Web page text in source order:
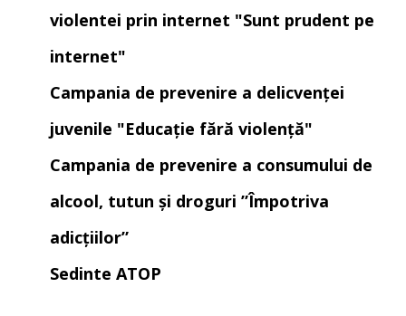
violentei prin internet "Sunt prudent pe
internet"
Campania de prevenire a delicvenței
juvenile "Educație fără violență"
Campania de prevenire a consumului de
alcool, tutun și droguri ”Împotriva
adicțiilor”
Sedinte ATOP